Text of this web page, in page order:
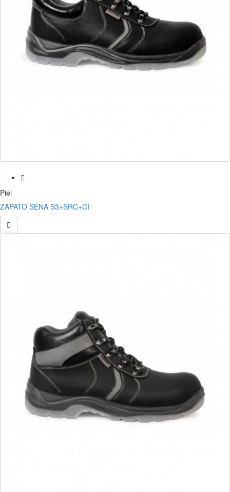

Piel
ZAPATO SENA S3+SRC+CI
